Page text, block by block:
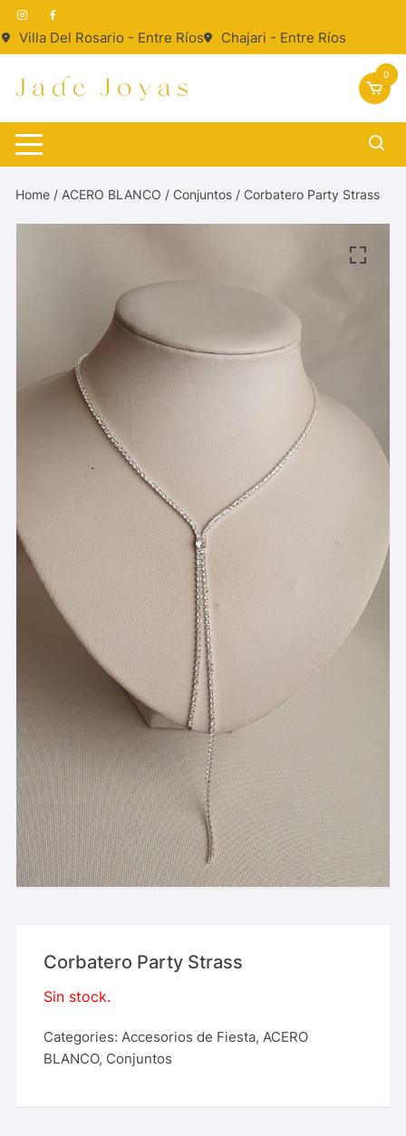
Saltar
al
contenido
Villa Del Rosario - Entre Ríos Chajari - Entre Ríos
0
Home / ACERO BLANCO / Conjuntos / Corbatero Party Strass
Corbatero Party Strass
Sin stock.
Categories: Accesorios de Fiesta, ACERO
BLANCO, Conjuntos